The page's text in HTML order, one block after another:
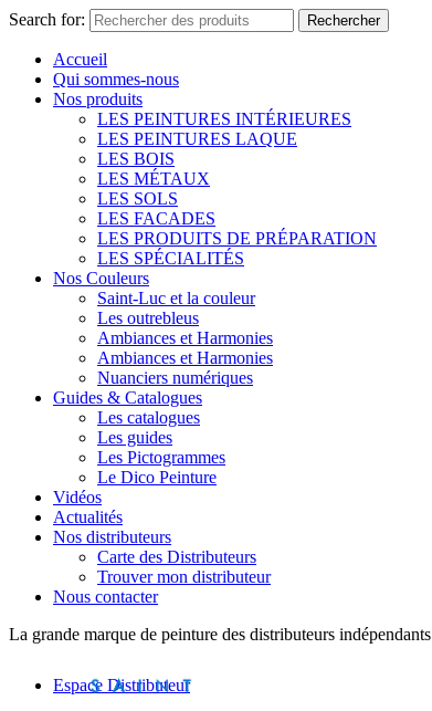
Search for: Rechercher
Accueil
Qui sommes-nous
Nos produits
LES PEINTURES INTÉRIEURES
LES PEINTURES LAQUE
LES BOIS
LES MÉTAUX
LES SOLS
LES FACADES
LES PRODUITS DE PRÉPARATION
LES SPÉCIALITÉS
Nos Couleurs
Saint-Luc et la couleur
Les outrebleus
Ambiances et Harmonies
Ambiances et Harmonies
Nuanciers numériques
Guides & Catalogues
Les catalogues
Les guides
Les Pictogrammes
Le Dico Peinture
Vidéos
Actualités
Nos distributeurs
Carte des Distributeurs
Trouver mon distributeur
Nous contacter
La grande marque de peinture des distributeurs indépendants
Espace Distributeur